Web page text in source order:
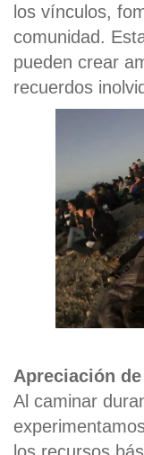
los vínculos,
comunidad.
pueden crear
recuerdos
Apreciación
Al caminar